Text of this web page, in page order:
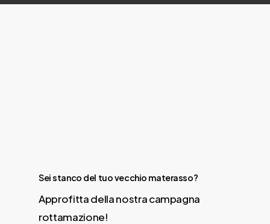
Sei stanco del tuo vecchio materasso?
Approfitta della nostra campagna
rottamazione!